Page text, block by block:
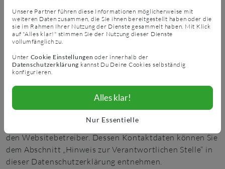
Daten passiert, wenn Sie diese Website besuchen.
Personenbezogene Daten sind alle Daten, mit denen Sie
persönlich identifiziert werden können. Ausführliche
Informationen zum Thema Datenschutz entnehmen Sie
unserer unter diesem Text aufgeführten
Datenschutzerklärung.
Datenerfassung auf dieser Website
Wer ist verantwortlich für die Datenerfassung auf
Die Datenverarbeitung auf dieser Website erfolgt durch
den Websitebetreiber. Dessen Kontaktdaten können Sie
dem Abschnitt „Hinweis zur Verantwortlichen Stelle“ in
dieser Datenschutzerklärung entnehmen.
Unsere Partner führen diese Informationen möglicherweise mit
weiteren Daten zusammen, die Sie ihnen bereitgestellt haben oder die
sie im Rahmen Ihrer Nutzung der Dienste gesammelt haben. Mit Klick
auf "Alles klar!" stimmen Sie der Nutzung dieser Dienste
vollumfänglich zu.
Unter Cookie Einstellungen oder innerhalb der
Datenschutzerklärung kannst Du Deine Cookies selbständig
konfigurieren.
Alles klar!
Nur Essentielle